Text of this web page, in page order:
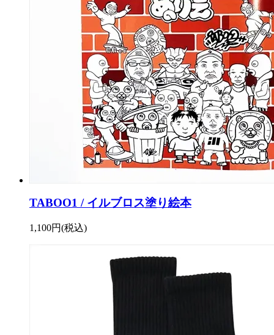
TABOO1 / イルブロス塗り絵本
1,100円(税込)